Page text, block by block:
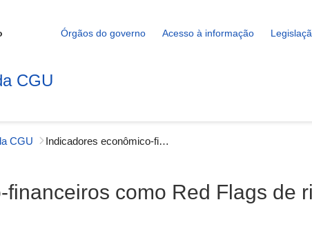
Órgãos do governo Acesso à informação
CGU
CGU Indicadores econômico-financeiros como Red Flags de risco de fraudes ou manipulação contábil [Vídeo]
como Red Flags de